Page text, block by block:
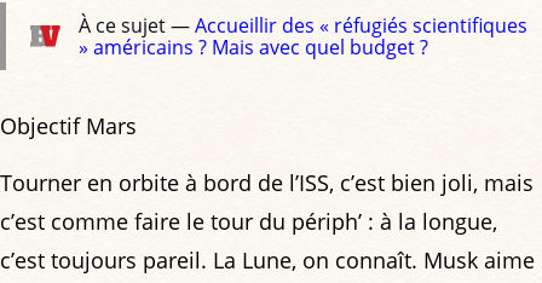
À ce sujet —Accueillir des « réfugiés scientifiques
» américains ? Mais avec quel budget ?
Objectif Mars
Tourner en orbite à bord de l’ISS, c’est bien joli, mais
c’est comme faire le tour du périph’ : à la longue,
c’est toujours pareil. La Lune, on connaît. Musk aime